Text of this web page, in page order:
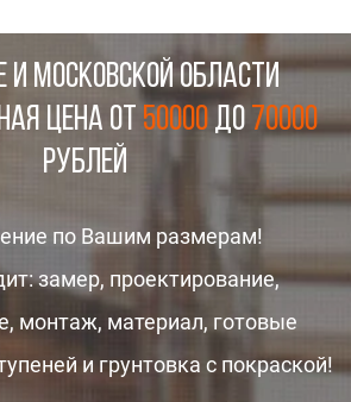
И МОСКОВСКОЙ ОБЛАСТИ
цена от 50000до 70000
рублей
по Вашим размерам!
замер, проектирование,
монтаж, материал, готовые
и грунтовка с покраской!